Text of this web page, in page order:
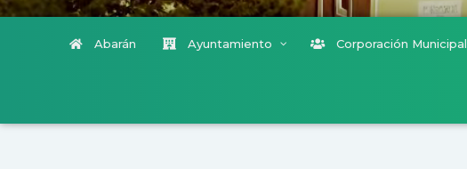
Abarán Ayuntamiento Corporación Municipal